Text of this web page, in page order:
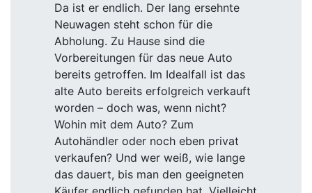
Da ist er endlich. Der lang ersehnte
Neuwagen steht schon für die
Abholung. Zu Hause sind die
Vorbereitungen für das neue Auto
bereits getroffen. Im Idealfall ist das
alte Auto bereits erfolgreich verkauft
worden – doch was, wenn nicht?
Wohin mit dem Auto? Zum
Autohändler oder noch eben privat
verkaufen? Und wer weiß, wie lange
das dauert, bis man den geeigneten